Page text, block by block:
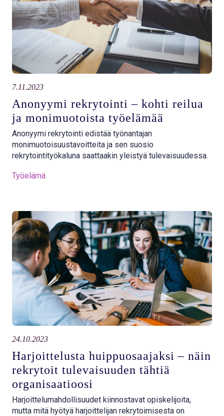
7.11.2023
Anonyymi rekrytointi – kohti reilua
ja monimuotoista työelämää
Anonyymi rekrytointi edistää työnantajan
monimuotoisuustavoitteita ja sen suosio
rekrytointityökaluna saattaakin yleistyä tulevaisuudessa.
Työelämä
24.10.2023
Harjoittelusta huippuosaajaksi – näin
rekrytoit tulevaisuuden tähtiä
organisaatioosi
Harjoittelumahdollisuudet kiinnostavat opiskelijoita,
mutta mitä hyötyä harjoittelijan rekrytoimisesta on